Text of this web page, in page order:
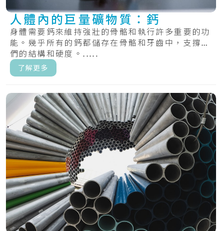
人體內的巨量礦物質：鈣
身體需要鈣來維持強壯的骨骼和執行許多重要的功
能。幾乎所有的鈣都儲存在骨骼和牙齒中，支撐它
們的結構和硬度。.....
了解更多